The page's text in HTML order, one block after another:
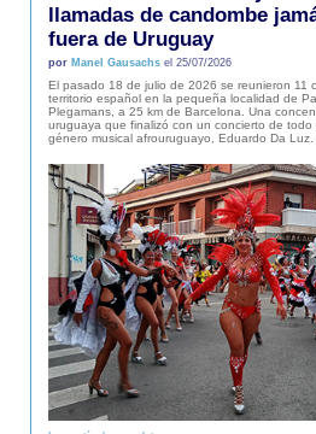
llamadas de candombe
fuera de Uruguay
por Manel Gausachsel 25/07/2026
El pasado 18 de julio de 2026 se reunieron 11
territorio español en la pequeña localidad de
Plegamans, a 25 km de Barcelona. Una
uruguaya que finalizó con un concierto de
género musical afrouruguayo, Eduardo Da Luz.